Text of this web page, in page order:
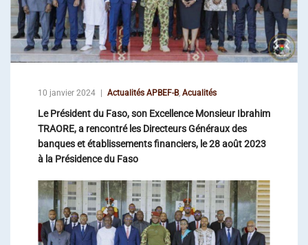
10 janvier 2024 Actualités APBEF-B, Acualités
Le Président du Faso, son Excellence Monsieur Ibrahim
TRAORE, a rencontré les Directeurs Généraux des
banques et établissements financiers, le 28 août 2023
à la Présidence du Faso